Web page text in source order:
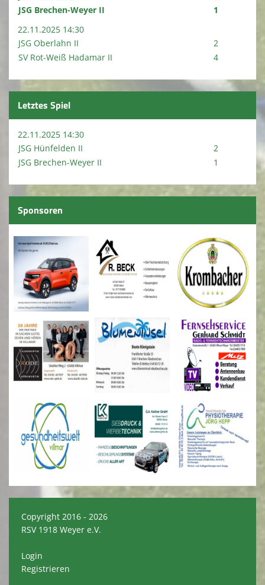
JSG Brechen-Weyer II
1
22.11.2025 14:30
JSG Oberlahn II
2
SV Rot-Weiß Hadamar II
4
Letztes Spiel
22.11.2025 14:30
JSG Hünfelden II
2
JSG Brechen-Weyer II
1
Sponsoren
Copyright 2016 - 2026
RSV 1918 Weyer e.V.
Login
Registrieren